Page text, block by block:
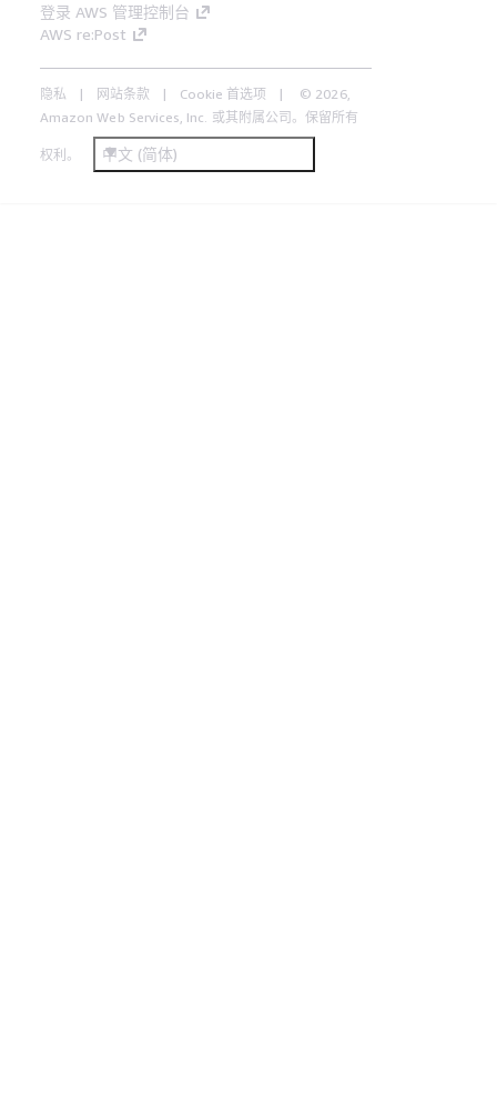
登录 AWS 管理控制台
AWS re:Post
隐私 网站条款 Cookie 首选项
© 2026,
Amazon Web Services, Inc. 或其附属公司。保留所有
权利。 中文 (简体)